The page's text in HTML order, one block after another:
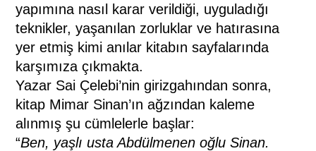
yapımına nasıl karar verildiği, uyguladığı
teknikler, yaşanılan zorluklar ve hatırasına
yer etmiş kimi anılar kitabın sayfalarında
karşımıza çıkmakta.
Yazar Sai Çelebi’nin girizgahından sonra,
kitap Mimar Sinan’ın ağzından kaleme
alınmış şu cümlelerle başlar:
“Ben, yaşlı usta Abdülmenen oğlu Sinan.